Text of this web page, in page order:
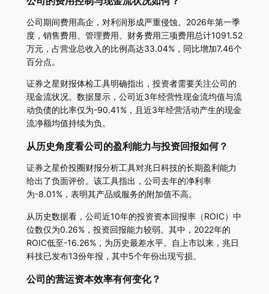
公司期间费用高企，对利润形成严重侵蚀。2026年第一季
度，销售费用、管理费用、财务费用三项费用总计1091.52
万元，占营业总收入的比例高达33.04%，同比增加7.46个
百分点。
证券之星财报体检工具明确指出，投资者需要关注公司的
现金流状况。数据显示，公司近3年经营性现金流均值与流
动负债的比率仅为-90.41%，且近3年经营活动产生的现金
流净额均值持续为负。
从历史角度看公司的盈利能力与投资回报如何？
证券之星价投圈财报分析工具对兆日科技的长期盈利能力
给出了负面评价。该工具指出，公司去年的净利率
为-8.01%，表明其产品或服务的附加值不高。
从历史数据看，公司近10年的投资资本回报率（ROIC）中
位数仅为0.26%，投资回报能力较弱。其中，2022年的
ROIC低至-16.26%，为历史最差水平。自上市以来，兆日
科技已发布13份年报，其中5个年份出现亏损。
公司的营运资本效率有何变化？